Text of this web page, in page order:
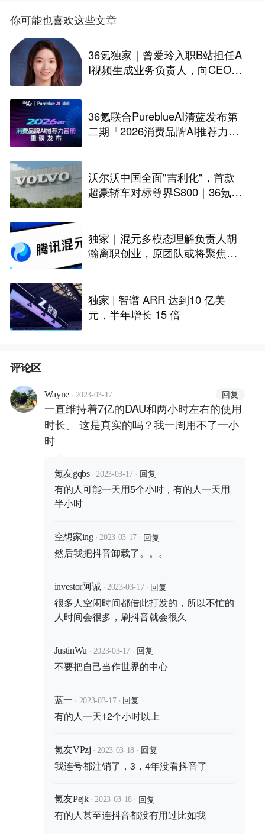
你可能也喜欢这些文章
36氪独家｜曾爱玲入职B站担任A
I视频生成业务负责人，向CEO陈
36氪联合PureblueAI清蓝发布第
二期「2026消费品牌AI推荐力名
沃尔沃中国全面"吉利化"，首款
超豪轿车对标尊界S800｜36氪独
独家｜混元多模态理解负责人胡
瀚离职创业，原团队或将聚焦世
独家 | 智谱 ARR 达到10 亿美
元，半年增长 15 倍
评论区
Wayne · 2023-03-17 回复
一直维持着7亿的DAU和两小时左右的使用
时长。 这是真实的吗？我一周用不了一小
时
氪友gqbs · 2023-03-17 · 回复
有的人可能一天用5个小时，有的人一天用
半小时
空想家ing · 2023-03-17 · 回复
然后我把抖音卸载了。。。
investor阿诚 · 2023-03-17 · 回复
很多人空闲时间都借此打发的，所以不忙的
人时间会很多，刷抖音就会很久
JustinWu · 2023-03-17 · 回复
不要把自己当作世界的中心
蓝一 · 2023-03-17 · 回复
有的人一天12个小时以上
氪友VPzj · 2023-03-18 · 回复
我连号都注销了，3，4年没看抖音了
氪友Pejk · 2023-03-18 · 回复
有的人甚至连抖音都没有用过比如我